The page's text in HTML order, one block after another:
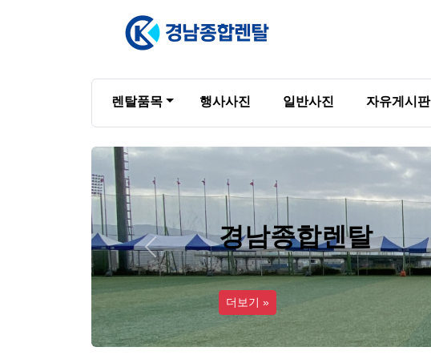
렌탈품목 행사사진 일반사진 자유게시판
경남종합렌탈
더보기 »
Previous